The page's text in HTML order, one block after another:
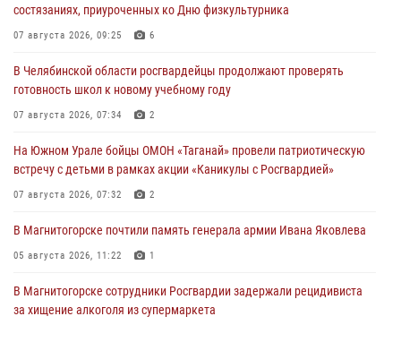
состязаниях, приуроченных ко Дню физкультурника
07 августа 2026, 09:25 6
В Челябинской области росгвардейцы продолжают проверять
готовность школ к новому учебному году
07 августа 2026, 07:34 2
На Южном Урале бойцы ОМОН «Таганай» провели патриотическую
встречу с детьми в рамках акции «Каникулы с Росгвардией»
07 августа 2026, 07:32 2
В Магнитогорске почтили память генерала армии Ивана Яковлева
05 августа 2026, 11:22 1
В Магнитогорске сотрудники Росгвардии задержали рецидивиста
за хищение алкоголя из супермаркета